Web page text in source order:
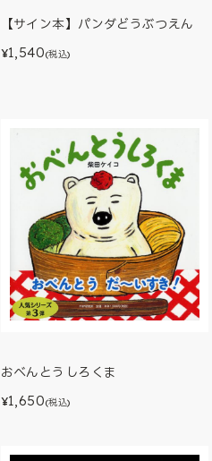
【サイン本】パンダどうぶつえん
¥1,540(税込)
おべんとうしろくま
¥1,650(税込)